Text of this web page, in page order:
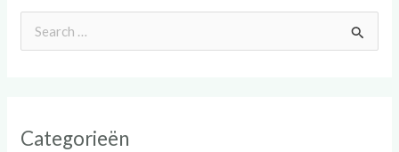
n
Categorieën